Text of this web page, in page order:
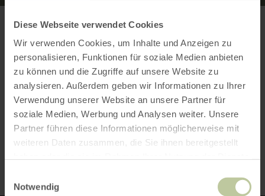
Diese Webseite verwendet Cookies
Wir verwenden Cookies, um Inhalte und Anzeigen zu
personalisieren, Funktionen für soziale Medien anbieten
zu können und die Zugriffe auf unsere Website zu
analysieren. Außerdem geben wir Informationen zu Ihrer
Verwendung unserer Website an unsere Partner für
soziale Medien, Werbung und Analysen weiter. Unsere
Partner führen diese Informationen möglicherweise mit
weiteren Daten zusammen, die Sie ihnen bereitgestellt
Notwendig
TIPPS ZUR TOUR
Weitere Informationen zur Wanderung im
interaktiven Tourenplaner
Stempel sammeln mit Freddys
Traumpfädchen Wanderbuch für Kinder